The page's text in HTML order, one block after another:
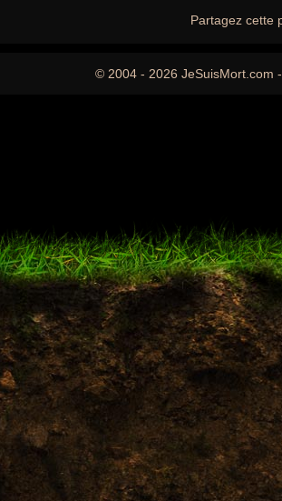
Partagez cette
© 2004 - 2026 JeSuisMort.com -